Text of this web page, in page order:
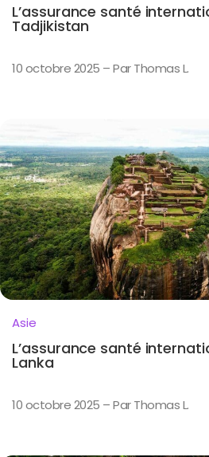
L’assurance santé
Tadjikistan
10 octobre 2025 – Par Thomas L.
Asie
L’assurance santé
Lanka
10 octobre 2025 – Par Thomas L.